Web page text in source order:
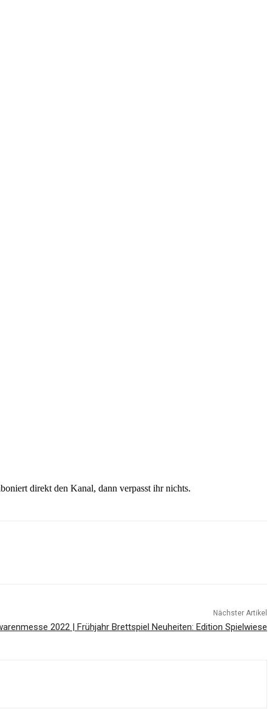
direkt den Kanal, dann verpasst ihr nichts.
Nächster Artikel
2022 | Frühjahr Brettspiel Neuheiten: Edition Spielwiese